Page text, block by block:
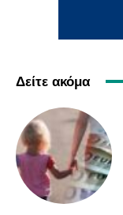
Δείτε ακόμα